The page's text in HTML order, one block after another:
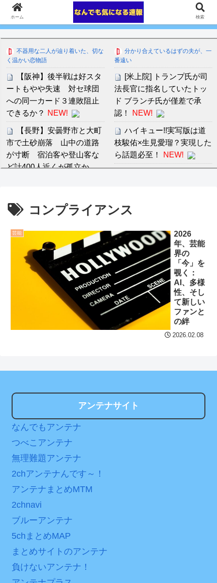
不器用な二人が辿り着いた、切な
く温かい恋物語
【阪神】後半戦は好スタ
ートもやや失速 対セ球団
への同一カード３連敗阻止
できるか？
NEW!
【長野】安曇野市と大町
市で土砂崩落 山中の道路
が寸断 宿泊客や登山客な
ど計400人近くが孤立か
『乳がデカイ=デブに見え
wwwww NEW!
【あんこ】やる夫はパー
ティーを追放され復讐に生
きるようです ～仕返し？ ざ
まぁ？ 人として幸せに生き
ることで相手に復讐します
が、何か？～ その2
NEW!
偽りの勇者伝承- 第4話 感
想：敵を探すよりトアの書
を餌に誘き出す作戦！
もはこの絵の意味がすぐに
分からないらしい
日本が北朝鮮に辛勝し二
次予選3連勝も、海外ファン
は采配に辛辣「おそろしい
内容の後半」「今日の森保
はチキン」
いの禁断の恋…1日だけ許さ
れた夫婦としての時間をひ
たすら愛し合う。
分かり合えているはずの夫が、一
番遠い
[米上院] トランプ氏が司
法長官に指名していたトッ
ド ブランチ氏が僅差で承
認！
NEW!
ハイキュー!!実写版は道
枝駿佑×生見愛瑠？実現した
ら話題必至！
NEW!
吸うな！とにかく吸うなギ
セ・リーグ出塁回数ラン
キング 直近3週間｜2026年
8/3まで
【地獄のような聴聞会】
Ｗ杯１次Ｌ敗退の韓国 議員
が「なぜ負けたのか？」ソ
ン・フンミン先発落ちは
「監督の報復」
ンパスがどれもこれも1500
円の課金チケに
コンプライアンス
芸能
2026
年、芸能
界の
「今」を
覗く：
AI、多様
性、そし
て新しい
ファンと
の絆
2026.02.08
アンテナサイト
なんでもアンテナ
つべこアンテナ
無理難題アンテナ
2chアンテナんです～！
アンテナまとめMTM
2chnavi
ブルーアンテナ
5chまとめMAP
まとめサイトのアンテナ
負けないアンテナ！
ホーム 検索